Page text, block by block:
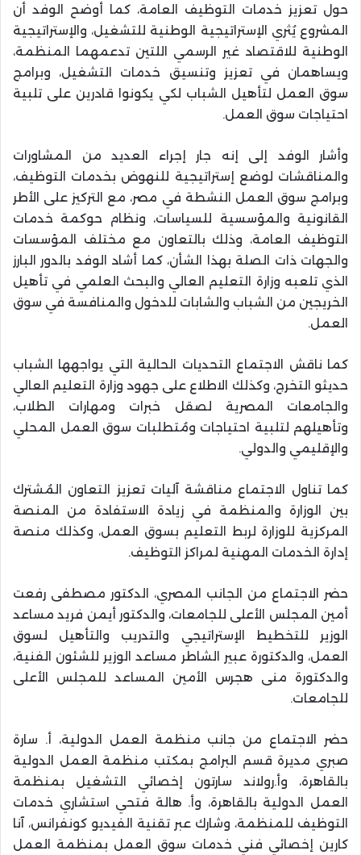
حول تعزيز خدمات التوظيف العامة، كما أوضح الوفد أن
المشروع يُثري الإستراتيجية الوطنية للتشغيل، والإستراتيجية
الوطنية للاقتصاد غير الرسمي اللتين تدعمهما المنظمة،
ويساهمان في تعزيز وتنسيق خدمات التشغيل، وبرامج
سوق العمل لتأهيل الشباب لكي يكونوا قادرين على تلبية
احتياجات سوق العمل.
وأشار الوفد إلى إنه جار إجراء العديد من المشاورات
والمناقشات لوضع إستراتيجية للنهوض بخدمات التوظيف،
وبرامج سوق العمل النشطة في مصر، مع التركيز على الأطر
القانونية والمؤسسية للسياسات، ونظام حوكمة خدمات
التوظيف العامة، وذلك بالتعاون مع مختلف المؤسسات
والجهات ذات الصلة بهذا الشأن، كما أشاد الوفد بالدور البارز
الذي تلعبه وزارة التعليم العالي والبحث العلمي في تأهيل
الخريجين من الشباب والشابات للدخول والمنافسة في سوق
العمل.
كما ناقش الاجتماع التحديات الحالية التي يواجهها الشباب
حديثو التخرج، وكذلك الاطلاع على جهود وزارة التعليم العالي
والجامعات المصرية لصقل خبرات ومهارات الطلاب،
وتأهيلهم لتلبية احتياجات ومُتطلبات سوق العمل المحلي
والإقليمي والدولي.
كما تناول الاجتماع مناقشة آليات تعزيز التعاون المُشترك
بين الوزارة والمنظمة في زيادة الاستفادة من المنصة
المركزية للوزارة لربط التعليم بسوق العمل، وكذلك منصة
إدارة الخدمات المهنية لمراكز التوظيف.
حضر الاجتماع من الجانب المصري، الدكتور مصطفى رفعت
أمين المجلس الأعلى للجامعات، والدكتور أيمن فريد مساعد
الوزير للتخطيط الإستراتيجي والتدريب والتأهيل لسوق
العمل، والدكتورة عبير الشاطر مساعد الوزير للشئون الفنية،
والدكتورة منى هجرس الأمين المساعد للمجلس الأعلى
للجامعات.
حضر الاجتماع من جانب منظمة العمل الدولية، أ. سارة
صبري مديرة قسم البرامج بمكتب منظمة العمل الدولية
بالقاهرة، وأ.رولاند سارتون إخصائي التشغيل بمنظمة
العمل الدولية بالقاهرة، وأ. هالة فتحي استشاري خدمات
التوظيف للمنظمة، وشارك عبر تقنية الفيديو كونفرانس، آنا
كارين إخصائي فني خدمات سوق العمل بمنظمة العمل